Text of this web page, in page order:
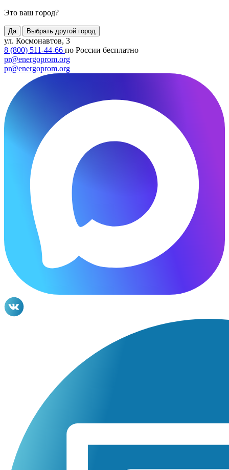
Это ваш город?
Да Выбрать другой город
ул. Космонавтов, 3
8 (800) 511-44-66 по России бесплатно
pr@energoprom.org
pr@energoprom.org